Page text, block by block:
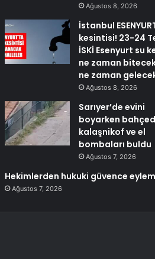
Ağustos 8, 2026
İstanbul
kesintisi! 23-24
İSKİ Esenyurt su
ne zaman
ne zaman
Ağustos 8, 2026
Sarıyer’de evini
boyarken
kalaşnikof ve el
bombaları buldu
Ağustos 7, 2026
Hekimlerden hukuki güvence
Ağustos 7, 2026